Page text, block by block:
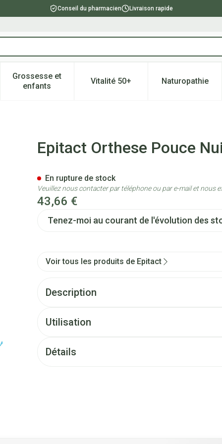
Conseil du pharmacien Livraison rapide
Beauté, soins et hygiène
menu pour la catégorie Régime, alimentation &
Grossesse et
enfantsAfficher le sous-menu pour la catégorie
Vitalité 50+Afficher le sous-menu pour la
Naturopathie
Afficher
l
Epitact Orthese Pouce
43,66 €
Tenez-moi au courant de l'évolution des
En rupture de stock
Veuillez nous contacter par téléphone ou par e-mail et nous
Voir tous les produits de Epitact
Description
Utilisation
Détails